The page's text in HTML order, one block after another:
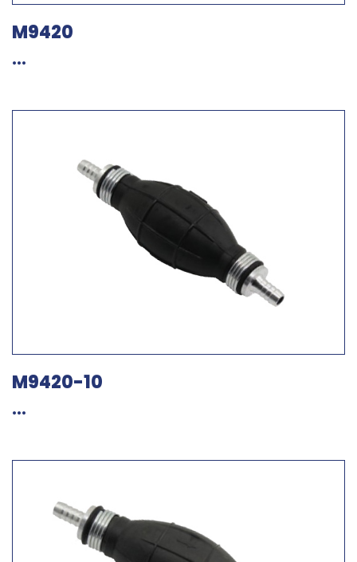
M9420
...
M9420-10
...